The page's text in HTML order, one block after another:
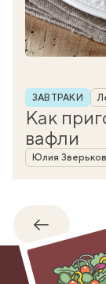
Рубрика
ЗАВТРАКИ
Как
вафли
Автор
Юлия
Обратно